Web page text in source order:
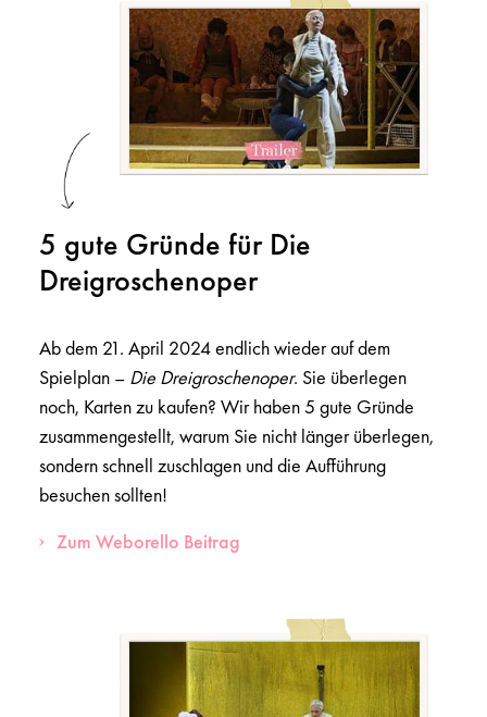
5 gute Gründe für Die
Dreigroschenoper
Ab dem 21. April 2024 endlich wieder auf dem
Spielplan – Die Dreigroschenoper. Sie überlegen
noch, Karten zu kaufen? Wir haben 5 gute Gründe
zusammengestellt, warum Sie nicht länger überlegen,
sondern schnell zuschlagen und die Aufführung
besuchen sollten!
Zum Weborello Beitrag